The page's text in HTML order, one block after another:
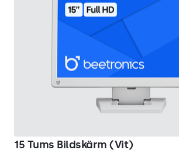
15 Tums Bildskärm (Vit)